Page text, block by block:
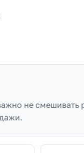
красное вино